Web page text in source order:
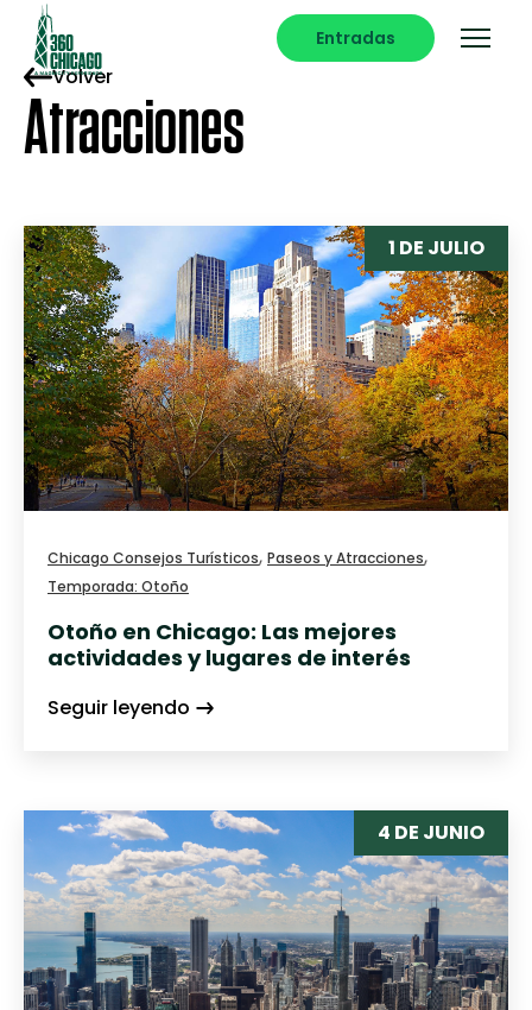
Entradas
Volver
Atracciones
1 DE JULIO
Chicago Consejos Turísticos, Paseos y Atracciones,
Temporada: Otoño
Otoño en Chicago: Las mejores
actividades y lugares de interés
Seguir leyendo
4 DE JUNIO